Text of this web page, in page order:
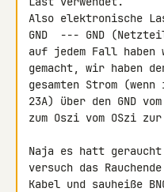
Also elektronische
GND  --- GND
auf jedem Fall
gemacht, wir haben
gesamten Strom
23A) über den GND vom
zum Oszi vom OSzi
Naja es hatt
versuch das Rauchende
Kabel und sauheiße